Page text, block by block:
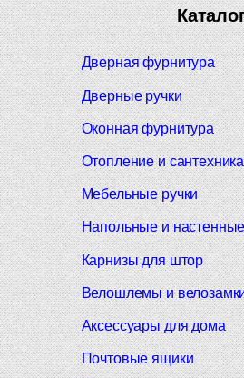
Дверная фурнитура
Дверные ручки
Оконная фурнитура
Отопление и сантехника
Мебельные ручки
Напольные и
Карнизы для штор
Велошлемы и
Аксессуары для дома
Почтовые ящики